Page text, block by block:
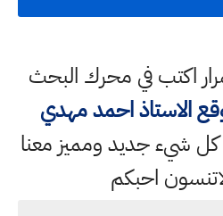
اكتب في محرك البحث
الاستاذ احمد مهدي
شيء جديد ومميز معنا
احبكم